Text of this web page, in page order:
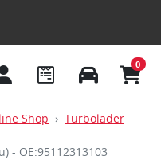
0
Shop
Turbolader
- OE:95112313103